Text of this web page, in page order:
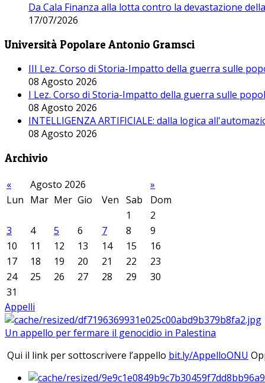
Da Cala Finanza alla lotta contro la devastazione
17/07/2026
Università Popolare Antonio Gramsci
III Lez. Corso di Storia-Impatto della guerra sulle
08 Agosto 2026
I Lez. Corso di Storia-Impatto della guerra sulle
08 Agosto 2026
INTELLIGENZA ARTIFICIALE: dalla logica
08 Agosto 2026
Archivio
« Agosto 2026
»
Lun Mar Mer Gio Ven Sab
Dom
1
2
3
4 5 6 7 8
9
10
11 12 13 14 15
16
17
18 19 20 21 22
23
24
25 26 27 28 29
30
31
Appelli
Un appello per fermare il genocidio in Palestina
Qui il link per sottoscrivere l’appello bit.ly/AppelloONU